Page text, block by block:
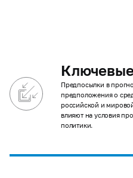
Предпосылки в
предположения о
российской и
влияют на условия
политики.